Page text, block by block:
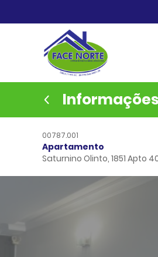
00787.001
Apartamento
Saturnino Olinto, 1851 Apto